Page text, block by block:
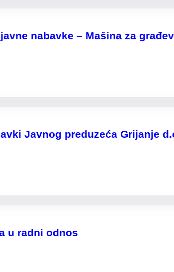
nabavke – Mašina za
Javnog preduzeća Grijanje
u radni odnos